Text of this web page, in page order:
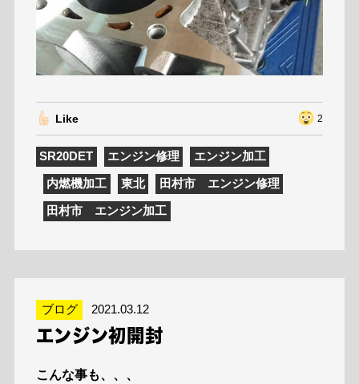
Like 2
SR20DET エンジン修理 エンジン加工
内燃機加工 東北 田村市 エンジン修理
田村市 エンジン加工
ブログ 2021.03.12
エンジン初開封
こんな事も、、、